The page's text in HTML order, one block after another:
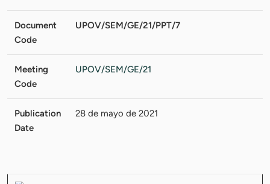
Document
Code
UPOV/SEM/GE/21/PPT/7
Meeting
Code
UPOV/SEM/GE/21
Publication
Date
28 de mayo de 2021